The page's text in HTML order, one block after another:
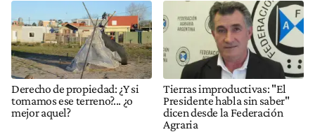
Derecho de propiedad: ¿Y si
tomamos ese terreno?... ¿o
mejor aquel?
Tierras improductivas: "El
Presidente habla sin saber"
dicen desde la Federación
Agraria